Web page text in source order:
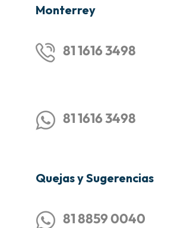
Monterrey
81 1616 3498
81 1616 3498
Quejas y Sugerencias
81 8859 0040